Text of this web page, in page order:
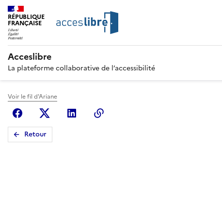
RÉPUBLIQUE
FRANÇAISE
Acceslibre
La plateforme collaborative de l’accessibilité
Voir le fil d'Ariane
FacebookX (anciennement Twitter)
Linkedin
Retour